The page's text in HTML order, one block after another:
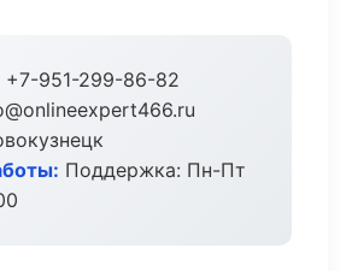
+7-951-299-86-82
Поддержка: Пн-Пт